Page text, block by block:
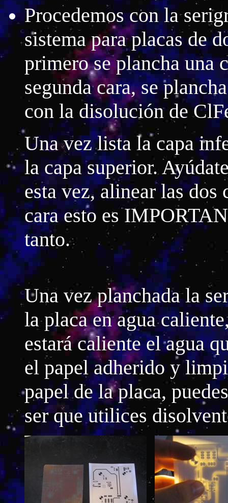
Procedemos con la
sistema para placas de
primero se plancha una
segunda cara, se
con la disolución de
Una vez lista la capa
la capa superior.
esta vez, alinear las dos
cara esto es
tanto.
Una vez planchada la
la placa en agua
estará caliente el agua
el papel adherido y
papel de la placa,
ser que utilices